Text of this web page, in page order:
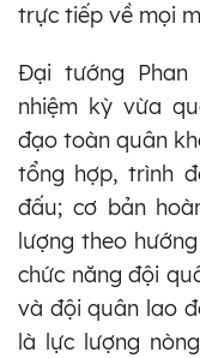
trực tiếp về mọi
Đại tướng Phan
nhiệm kỳ vừa
đạo toàn quân
tổng hợp, trình
đấu; cơ bản
lượng theo
chức năng đội
và đội quân lao
là lực lượng